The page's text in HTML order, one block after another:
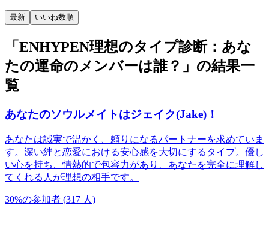
最新 いいね数順
「ENHYPEN理想のタイプ診断：あな
たの運命のメンバーは誰？」の結果一
覧
あなたのソウルメイトはジェイク(Jake)！
あなたは誠実で温かく、頼りになるパートナーを求めていま
す。深い絆と恋愛における安心感を大切にするタイプ。優し
い心を持ち、情熱的で包容力があり、あなたを完全に理解し
てくれる人が理想の相手です。
30%の参加者 (317 人 )